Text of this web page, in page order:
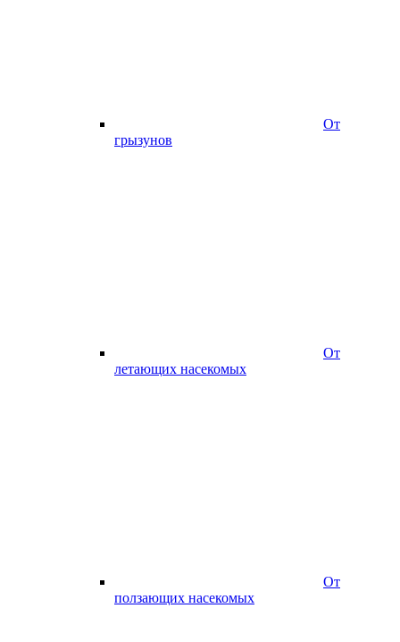
От
грызунов
От
летающих насекомых
От
ползающих насекомых